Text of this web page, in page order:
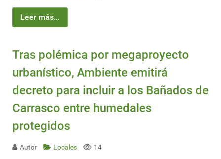
Leer más...
Tras polémica por megaproyecto
urbanístico, Ambiente emitirá
decreto para incluir a los Bañados de
Carrasco entre humedales
protegidos
Autor Locales 14